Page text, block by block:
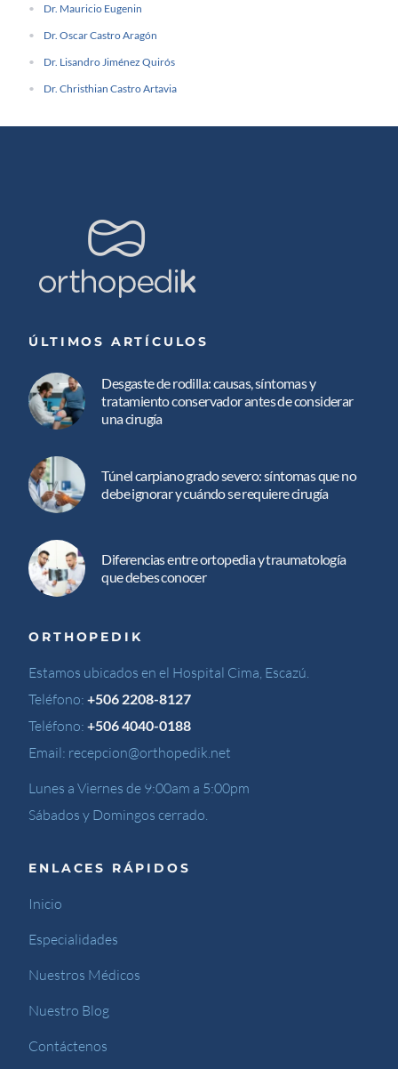
Dr. Mauricio Eugenin
Dr. Oscar Castro Aragón
Dr. Lisandro Jiménez Quirós
Dr. Christhian Castro Artavia
ÚLTIMOS ARTÍCULOS
Desgaste de rodilla: causas, síntomas y
tratamiento conservador antes de considerar
una cirugía
Túnel carpiano grado severo: síntomas que no
debe ignorar y cuándo se requiere cirugía
Diferencias entre ortopedia y traumatología
que debes conocer
ORTHOPEDIK
Estamos ubicados en el Hospital Cima, Escazú.
Teléfono:+506 2208-8127
Teléfono:+506 4040-0188
Email: recepcion@orthopedik.net
Lunes a Viernes de 9:00am a 5:00pm
Sábados y Domingos cerrado.
ENLACES RÁPIDOS
Inicio
Especialidades
Nuestros Médicos
Nuestro Blog
Contáctenos